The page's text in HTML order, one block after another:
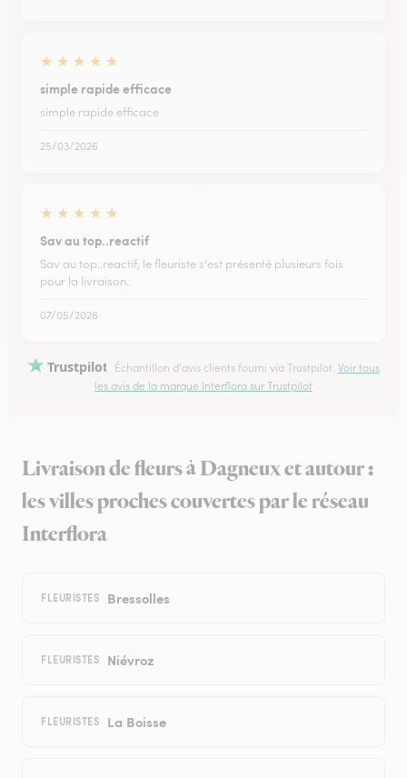
★ ★ ★ ★ ★
simple rapide efficace
simple rapide efficace
25/03/2026
★ ★ ★ ★ ★
Sav au top..reactif
Sav au top..reactif, le fleuriste s'est présenté plusieurs fois
pour la livraison..
07/05/2026
Trustpilot Échantillon d'avis clients fourni via Trustpilot. Voir tous
les avis de la marque Interflora sur Trustpilot
Livraison de fleurs à Dagneux et autour :
les villes proches couvertes par le réseau
Interflora
FLEURISTES Bressolles
FLEURISTES Niévroz
FLEURISTES La Boisse